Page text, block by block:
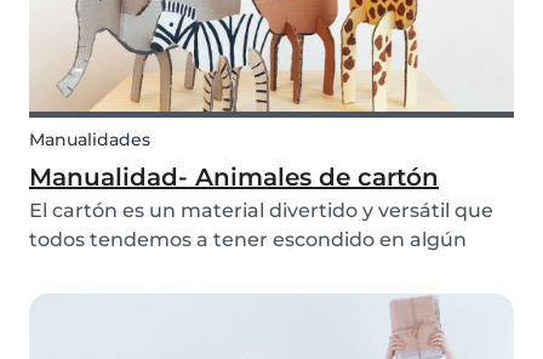
Manualidades
Manualidad- Animales de cartón
El cartón es un material divertido y versátil que
todos tendemos a tener escondido en algún
en el tacho de basura de cosas reciclables, ¿por
qué no crear algo hermoso con él? Llama a lo...